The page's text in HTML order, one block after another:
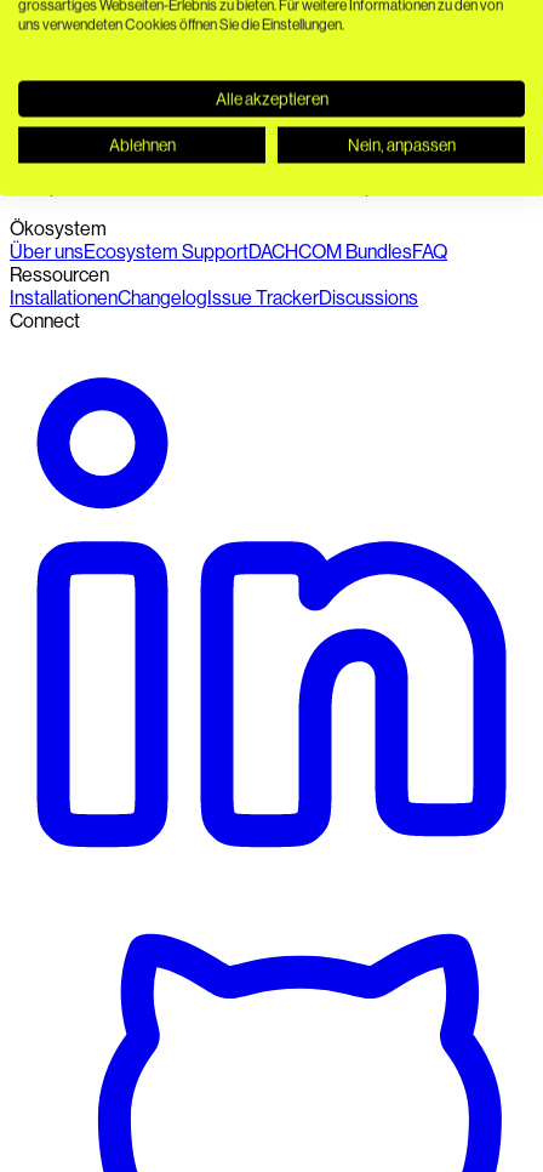
Nahtlose Verbindung von PIM, DAM, Headless CMS und
Ökosystem
Über unsEcosystem SupportDACHCOM BundlesFAQ
Ressourcen
InstallationenChangelog Issue TrackerDiscussions
Connect
grossartiges Webseiten-Erlebnis zu bieten. Für weitere Informationen zu den von
uns verwendeten Cookies öffnen Sie die Einstellungen.
Alle akzeptieren
Ablehnen Nein, anpassen